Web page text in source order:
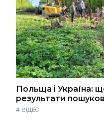
Польща і Україна:
результати
# ВІДЕО